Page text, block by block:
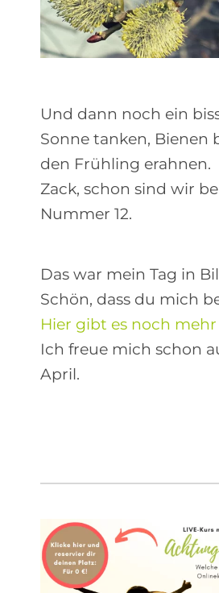
Und dann noch ein
Sonne tanken, Bienen
den Frühling erahnen.
Zack, schon sind wir
Nummer 12.
Das war mein Tag in
Schön, dass du mich
Hier gibt es noch mehr
Ich freue mich schon
April.